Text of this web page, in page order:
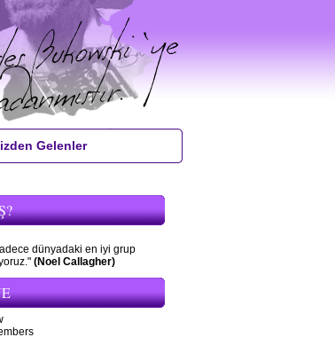
Gelenler
dünyadaki en iyi grup
(Noel Callagher)